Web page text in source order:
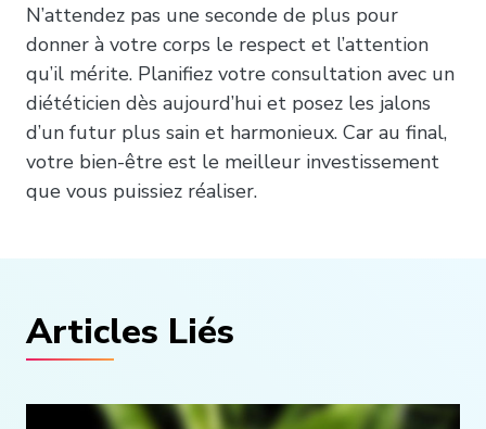
N’attendez pas une seconde de plus pour
donner à votre corps le respect et l’attention
qu’il mérite. Planifiez votre consultation avec un
diététicien dès aujourd’hui et posez les jalons
d’un futur plus sain et harmonieux. Car au final,
votre bien-être est le meilleur investissement
que vous puissiez réaliser.
Articles Liés